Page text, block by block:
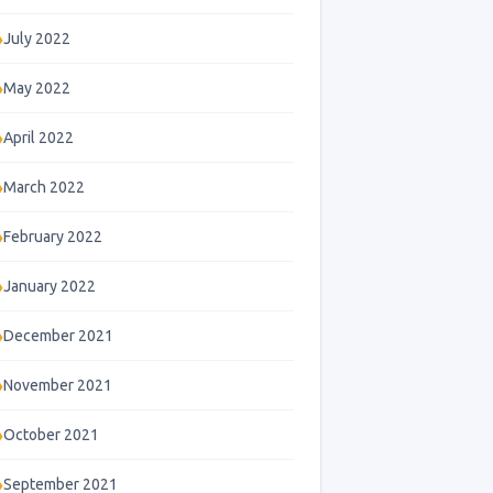
July 2022
May 2022
April 2022
March 2022
February 2022
January 2022
December 2021
November 2021
October 2021
September 2021